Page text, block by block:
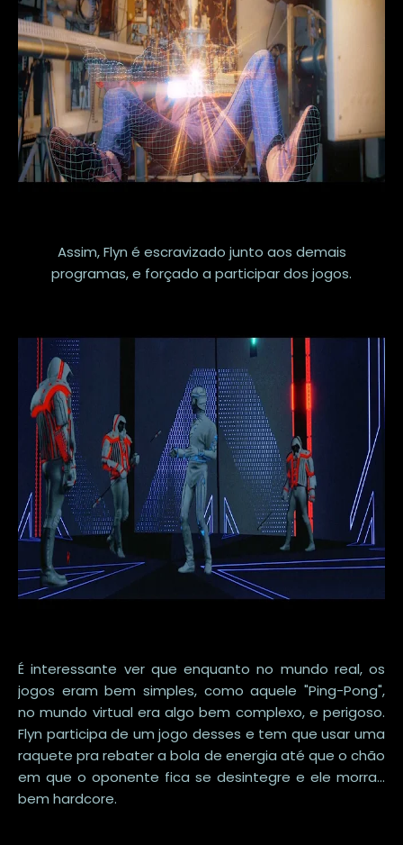
Assim, Flyn é escravizado junto aos demais
programas, e forçado a participar dos jogos.
É interessante ver que enquanto no mundo real, os
jogos eram bem simples, como aquele "Ping-Pong",
no mundo virtual era algo bem complexo, e perigoso.
Flyn participa de um jogo desses e tem que usar uma
raquete pra rebater a bola de energia até que o chão
em que o oponente fica se desintegre e ele morra...
bem hardcore.